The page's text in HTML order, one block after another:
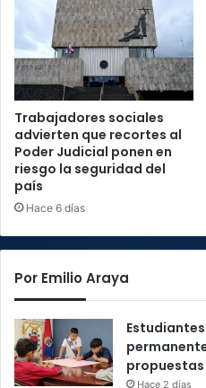
Trabajadores sociales
advierten que recortes al
Poder Judicial ponen en
riesgo la seguridad del
país
Hace 6 días
Por Emilio Araya
propuestas
Hace 2 días